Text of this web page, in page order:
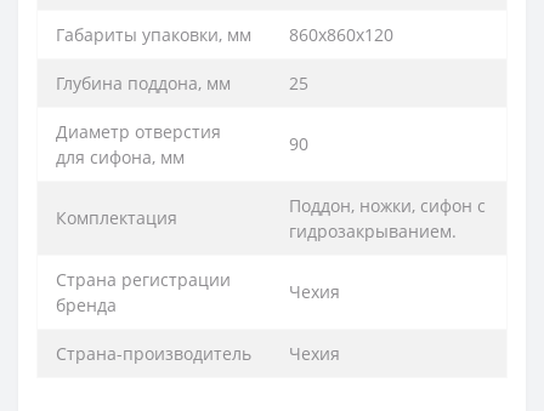
Габариты упаковки, мм 860x860x120
Глубина поддона, мм 25
Диаметр отверстия
для сифона, мм
90
Комплектация
Поддон, ножки, сифон с
гидрозакрыванием.
Страна регистрации
бренда
Чехия
Страна-производитель Чехия